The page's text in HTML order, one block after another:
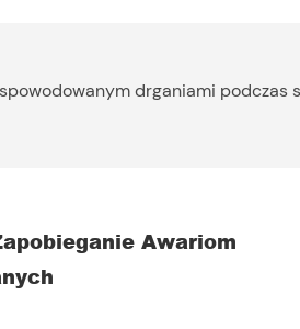
drganiami podczas
Awariom